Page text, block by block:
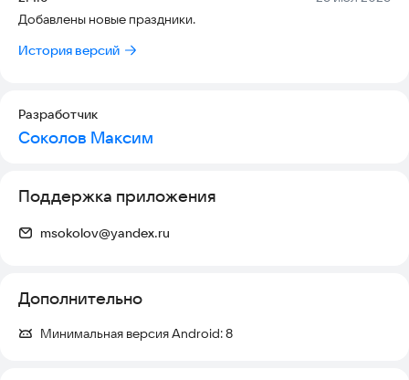
Добавлены новые праздники.
История версий
Разработчик
Соколов Максим
Поддержка приложения
msokolov@yandex.ru
Дополнительно
Минимальная версия Android:8